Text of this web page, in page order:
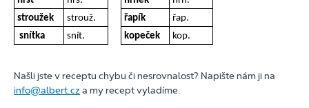
stroužek
strouž. řapík
řap.
snítka
snít. kopeček kop.
Našli jste v receptu chybu či nesrovnalost? Napište nám ji na
info@albert.cza my recept vyladíme.